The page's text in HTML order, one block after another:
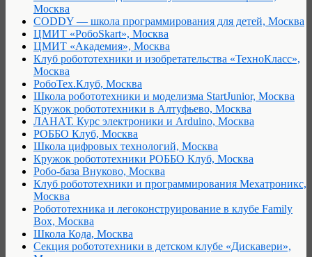
Москва
CODDY — школа программирования для детей, Москва
ЦМИТ «РобоSkart», Москва
ЦМИТ «Академия», Москва
Клуб робототехники и изобретательства «ТехноКласс»,
Москва
РобоТех.Клуб, Москва
Школа робототехники и моделизма StartJunior, Москва
Кружок робототехники в Алтуфьево, Москва
ЛАНАТ. Курс электроники и Arduino, Москва
РОББО Клуб, Москва
Школа цифровых технологий, Москва
Кружок робототехники РОББО Клуб, Москва
Робо-база Внуково, Москва
Клуб робототехники и программирования Мехатроникс,
Москва
Робототехника и легоконструирование в клубе Family
Box, Москва
Школа Кода, Москва
Секция робототехники в детском клубе «Дискавери»,